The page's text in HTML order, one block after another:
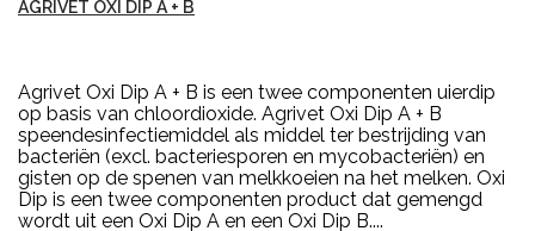
AGRIVET OXI DIP A + B
Agrivet Oxi Dip A + B is een twee componenten uierdip
op basis van chloordioxide. Agrivet Oxi Dip A + B
speendesinfectiemiddel als middel ter bestrijding van
bacteriën (excl. bacteriesporen en mycobacteriën) en
gisten op de spenen van melkkoeien na het melken. Oxi
Dip is een twee componenten product dat gemengd
wordt uit een Oxi Dip A en een Oxi Dip B....